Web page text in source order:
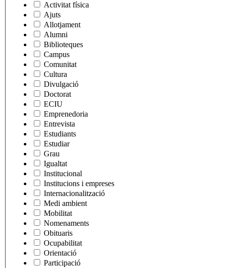
Activitat física
Ajuts
Allotjament
Alumni
Biblioteques
Campus
Comunitat
Cultura
Divulgació
Doctorat
ECIU
Emprenedoria
Entrevista
Estudiants
Estudiar
Grau
Igualtat
Institucional
Institucions i empreses
Internacionalització
Medi ambient
Mobilitat
Nomenaments
Obituaris
Ocupabilitat
Orientació
Participació